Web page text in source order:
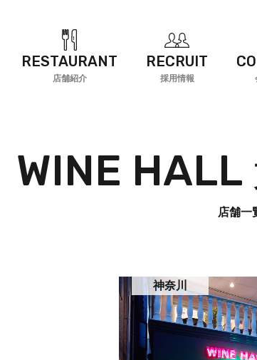
RESTAURANT
店舗紹介
RECRUIT
採用情報
WINE
店舗一
神奈川